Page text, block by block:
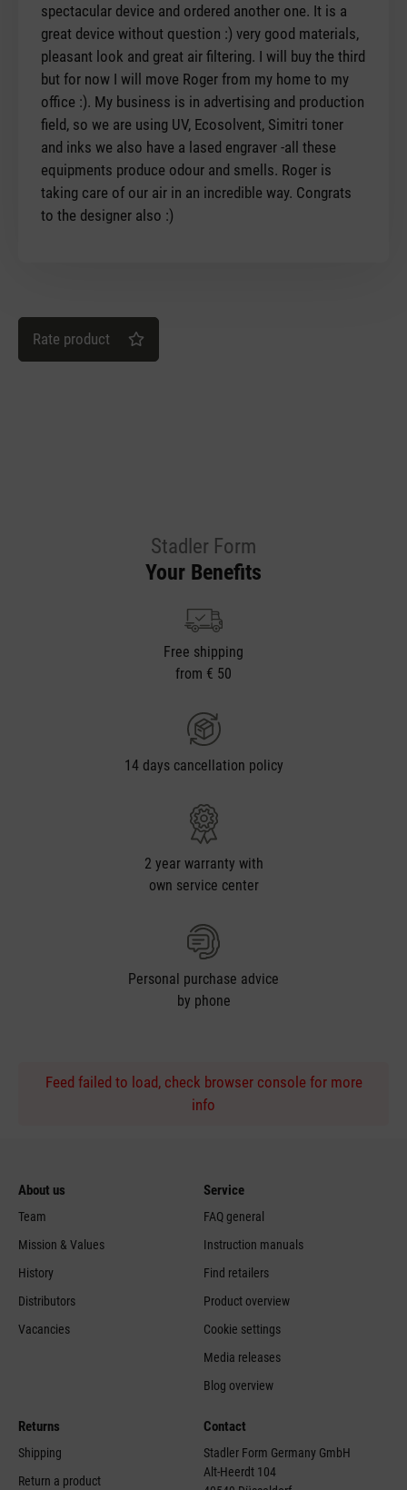
spectacular device and ordered another one. It is a
great device without question :) very good materials,
pleasant look and great air filtering. I will buy the third
but for now I will move Roger from my home to my
office :). My business is in advertising and production
field, so we are using UV, Ecosolvent, Simitri toner
and inks we also have a lased engraver -all these
equipments produce odour and smells. Roger is
taking care of our air in an incredible way. Congrats
to the designer also :)
Rate product
Stadler Form
Your Benefits
Free shipping
from € 50
14 days cancellation policy
2 year warranty with
own service center
Personal purchase advice
by phone
Feed failed to load, check browser console for more
info
About us
Team
Mission & Values
History
Distributors
Vacancies
Service
FAQ general
Instruction manuals
Find retailers
Product overview
Cookie settings
Media releases
Blog overview
Returns
Shipping
Return a product
Contact
Stadler Form Germany GmbH
Alt-Heerdt 104